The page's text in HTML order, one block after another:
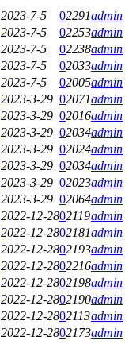
2023-7-5 02291admin
2023-7-5 02253admin
2023-7-5 02238admin
2023-7-5 02033admin
2023-7-5 02005admin
2023-3-29 02071admin
2023-3-29 02016admin
2023-3-29 02034admin
2023-3-29 02024admin
2023-3-29 02034admin
2023-3-29 02023admin
2023-3-29 02064admin
2022-12-2802119admin
2022-12-2802181admin
2022-12-2802193admin
2022-12-2802216admin
2022-12-2802198admin
2022-12-2802190admin
2022-12-2802113admin
2022-12-2802173admin